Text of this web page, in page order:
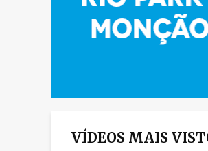
VÍDEOS MAIS